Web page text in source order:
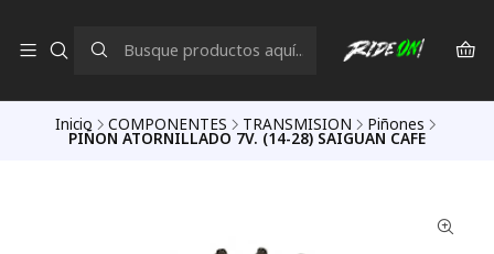
Inicio COMPONENTES TRANSMISION Piñones
PIÑON ATORNILLADO 7V. (14-28) SAIGUAN CAFE